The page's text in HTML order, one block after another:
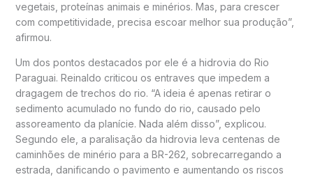
vegetais, proteínas animais e minérios. Mas, para crescer
com competitividade, precisa escoar melhor sua produção”,
afirmou.
Um dos pontos destacados por ele é a hidrovia do Rio
Paraguai. Reinaldo criticou os entraves que impedem a
dragagem de trechos do rio. “A ideia é apenas retirar o
sedimento acumulado no fundo do rio, causado pelo
assoreamento da planície. Nada além disso”, explicou.
Segundo ele, a paralisação da hidrovia leva centenas de
caminhões de minério para a BR-262, sobrecarregando a
estrada, danificando o pavimento e aumentando os riscos